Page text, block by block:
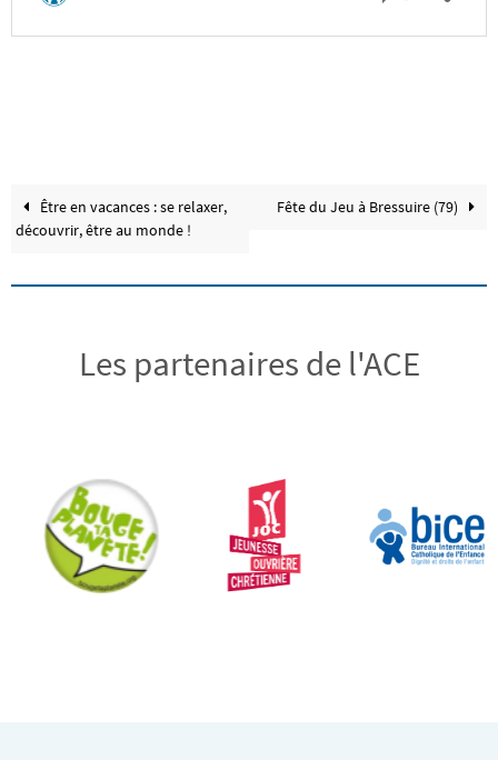
Être en vacances : se relaxer,
découvrir, être au monde !
Fête du Jeu à Bressuire (79)
Les partenaires de l'ACE